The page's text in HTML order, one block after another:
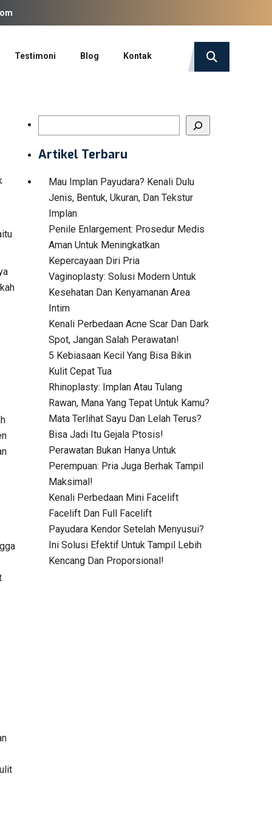
Testimoni Blog Kontak
Artikel Terbaru
Mau Implan Payudara? Kenali Dulu
Jenis, Bentuk, Ukuran, Dan Tekstur
Implan
Penile Enlargement: Prosedur Medis
Aman Untuk Meningkatkan
Kepercayaan Diri Pria
Vaginoplasty: Solusi Modern Untuk
Kesehatan Dan Kenyamanan Area
Intim
Kenali Perbedaan Acne Scar Dan Dark
Spot, Jangan Salah Perawatan!
5 Kebiasaan Kecil Yang Bisa Bikin
Kulit Cepat Tua
Rhinoplasty: Implan Atau Tulang
Rawan, Mana Yang Tepat Untuk Kamu?
Mata Terlihat Sayu Dan Lelah Terus?
Bisa Jadi Itu Gejala Ptosis!
Perawatan Bukan Hanya Untuk
Perempuan: Pria Juga Berhak Tampil
Maksimal!
Kenali Perbedaan Mini Facelift
Facelift Dan Full Facelift
Payudara Kendor Setelah Menyusui?
Ini Solusi Efektif Untuk Tampil Lebih
Kencang Dan Proporsional!